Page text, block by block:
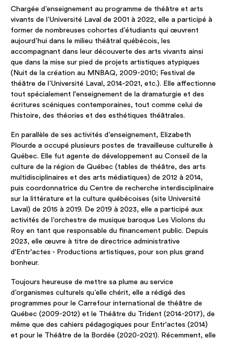
Chargée d’enseignement au programme de théâtre et arts
vivants de l’Université Laval de 2001 à 2022, elle a participé à
former de nombreuses cohortes d’étudiants qui œuvrent
aujourd’hui dans le milieu théâtral québécois, les
accompagnant dans leur découverte des arts vivants ainsi
que dans la mise sur pied de projets artistiques atypiques
(Nuit de la création au MNBAQ, 2009-2010; Festival de
théâtre de l’Université Laval, 2014-2021, etc.). Elle affectionne
tout spécialement l'enseignement de la dramaturgie et des
écritures scéniques contemporaines, tout comme celui de
l'histoire, des théories et des esthétiques théâtrales.
En parallèle de ses activités d’enseignement, Elizabeth
Plourde a occupé plusieurs postes de travailleuse culturelle à
Québec. Elle fut agente de développement au Conseil de la
culture de la région de Québec (tables de théâtre, des arts
multidisciplinaires et des arts médiatiques) de 2012 à 2014,
puis coordonnatrice du Centre de recherche interdisciplinaire
sur la littérature et la culture québécoises (site Université
Laval) de 2015 à 2019. De 2019 à 2023, elle a participé aux
activités de l’orchestre de musique baroque Les Violons du
Roy en tant que responsable du financement public. Depuis
2023, elle œuvre à titre de directrice administrative
d'Entr'actes - Productions artistiques, pour son plus grand
bonheur.
Toujours heureuse de mettre sa plume au service
d’organismes culturels qu’elle chérit, elle a rédigé des
programmes pour le Carrefour international de théâtre de
Québec (2009-2012) et le Théâtre du Trident (2014-2017), de
même que des cahiers pédagogiques pour Entr'actes (2014)
et pour le Théâtre de la Bordée (2020-2021). Récemment, elle